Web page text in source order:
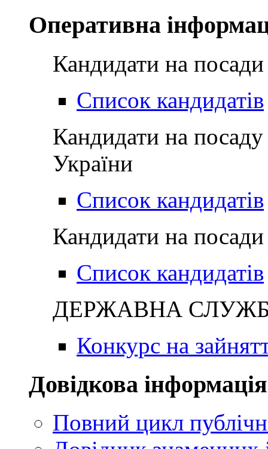
Оперативна
Кандидати на
Список кандидатів
Кандидати на
України
Список кандидатів
Кандидати на посади
Список кандидатів
ДЕРЖАВНА
Конкурс на
Довідкова інформація
Повний цикл